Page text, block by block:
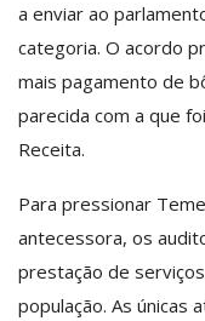
a enviar ao
categoria. O acordo
mais pagamento de
parecida com a que
Receita.
Para pressionar
antecessora, os
prestação de
população. As únicas